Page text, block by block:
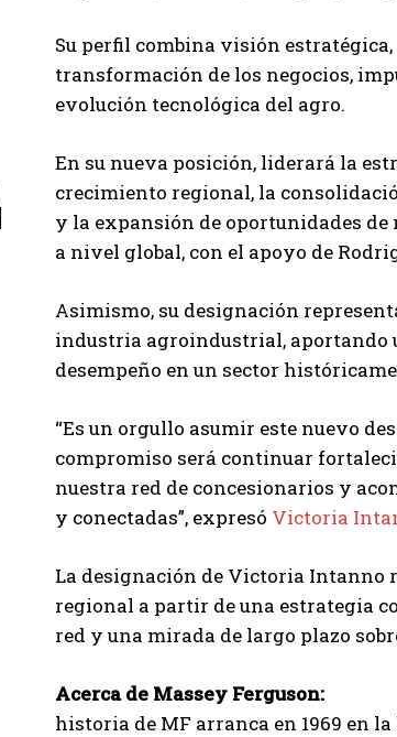
Suscribite al
Leí y acepto laPolítica de
Su perfil combina visión
transformación de los negocios,
evolución tecnológica del agro.
En su nueva posición, liderará la
crecimiento regional, la
y la expansión de oportunidades
a nivel global, con el apoyo de
Asimismo, su designación
industria agroindustrial, aportando
desempeño en un sector
“Es un orgullo asumir este nuevo
compromiso será continuar
nuestra red de concesionarios y
y conectadas”, expresó Victoria
La designación de Victoria Intanno
regional a partir de una estrategia
red y una mirada de largo plazo
Acerca de Massey Ferguson:
historia de MF arranca en 1969 en